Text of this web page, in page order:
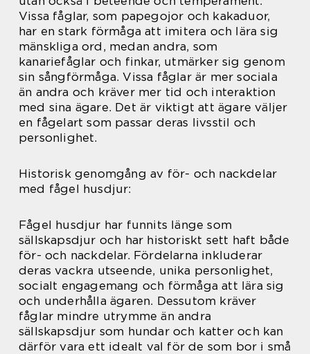
Vissa fåglar, som papegojor och kakaduor,
har en stark förmåga att imitera och lära sig
mänskliga ord, medan andra, som
kanariefåglar och finkar, utmärker sig genom
sin sångförmåga. Vissa fåglar är mer sociala
än andra och kräver mer tid och interaktion
med sina ägare. Det är viktigt att ägare väljer
en fågelart som passar deras livsstil och
personlighet.
Historisk genomgång av för- och nackdelar
med fågel husdjur:
Fågel husdjur har funnits länge som
sällskapsdjur och har historiskt sett haft både
för- och nackdelar. Fördelarna inkluderar
deras vackra utseende, unika personlighet,
socialt engagemang och förmåga att lära sig
och underhålla ägaren. Dessutom kräver
fåglar mindre utrymme än andra
sällskapsdjur som hundar och katter och kan
därför vara ett idealt val för de som bor i små